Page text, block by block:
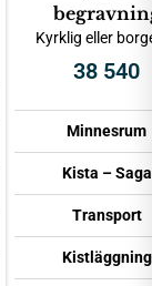
Kyrklig eller
38 540
Minnesrum
Kista – Saga
Transport
Kistläggning